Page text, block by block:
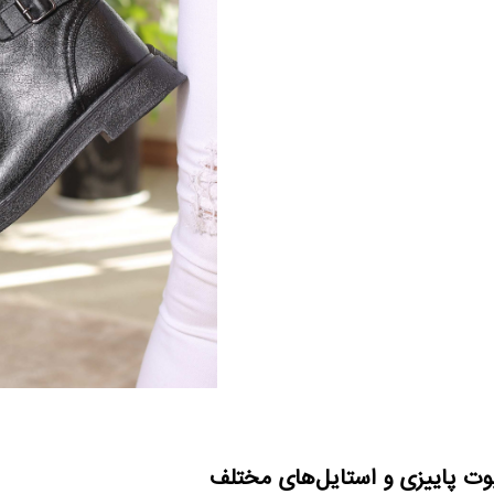
پاییزی و استایل‌های مختلف